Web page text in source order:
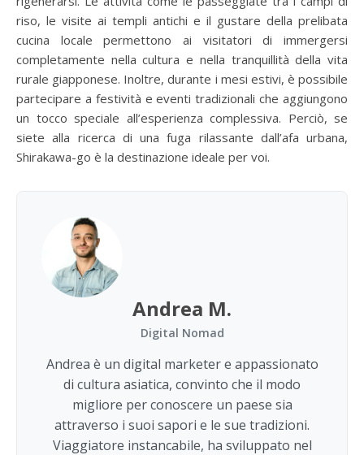
riso, le visite ai templi antichi e il gustare della prelibata
cucina locale permettono ai visitatori di immergersi
completamente nella cultura e nella tranquillità della vita
rurale giapponese. Inoltre, durante i mesi estivi, è possibile
partecipare a festività e eventi tradizionali che aggiungono
un tocco speciale all’esperienza complessiva. Perciò, se
siete alla ricerca di una fuga rilassante dall’afa urbana,
Shirakawa-go è la destinazione ideale per voi.
Andrea M.
Digital Nomad
Andrea è un digital marketer e appassionato
di cultura asiatica, convinto che il modo
migliore per conoscere un paese sia
attraverso i suoi sapori e le sue tradizioni.
Viaggiatore instancabile, ha sviluppato nel